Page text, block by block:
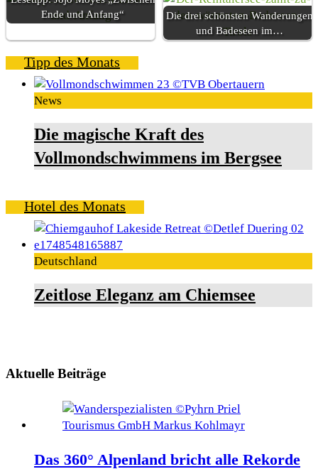
Ende und Anfang“
Die drei schönsten Wanderungen
und Badeseen im…
Tipp des Monats
News
Die magische Kraft des
Vollmondschwimmens im Bergsee
Hotel des Monats
Deutschland
Zeitlose Eleganz am Chiemsee
Aktuelle Beiträge
Das 360° Alpenland bricht alle Rekorde